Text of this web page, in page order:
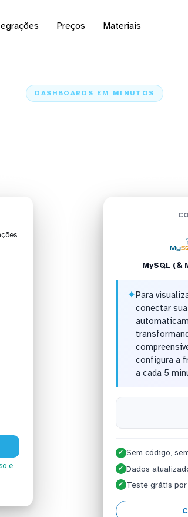
Preços Materiais
DASHBOARDS EM MINUTOS
e
MySQL (&
✦Para
conectar
configura a
a cada 5
✓ Sem código,
✓ Dados
✓ Teste grátis por